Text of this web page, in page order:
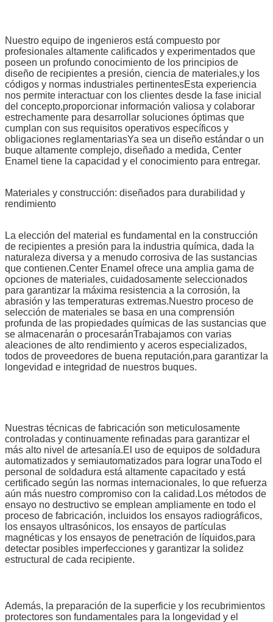
Deja un mensaje
¡Te llamaremos pronto!
Nuestro equipo de ingenieros está compuesto por
profesionales altamente calificados y experimentados que
poseen un profundo conocimiento de los principios de
diseño de recipientes a presión, ciencia de materiales,y los
códigos y normas industriales pertinentesEsta experiencia
nos permite interactuar con los clientes desde la fase inicial
del concepto,proporcionar información valiosa y colaborar
estrechamente para desarrollar soluciones óptimas que
cumplan con sus requisitos operativos específicos y
obligaciones reglamentariasYa sea un diseño estándar o un
buque altamente complejo, diseñado a medida, Center
Enamel tiene la capacidad y el conocimiento para entregar.
Materiales y construcción: diseñados para durabilidad y
rendimiento
La elección del material es fundamental en la construcción
de recipientes a presión para la industria química, dada la
naturaleza diversa y a menudo corrosiva de las sustancias
que contienen.Center Enamel ofrece una amplia gama de
opciones de materiales, cuidadosamente seleccionados
para garantizar la máxima resistencia a la corrosión, la
abrasión y las temperaturas extremas.Nuestro proceso de
selección de materiales se basa en una comprensión
profunda de las propiedades químicas de las sustancias que
se almacenarán o procesaránTrabajamos con varias
aleaciones de alto rendimiento y aceros especializados,
todos de proveedores de buena reputación,para garantizar la
longevidad e integridad de nuestros buques.
Nuestras técnicas de fabricación son meticulosamente
controladas y continuamente refinadas para garantizar el
más alto nivel de artesanía.El uso de equipos de soldadura
automatizados y semiautomatizados para lograr unaTodo el
personal de soldadura está altamente capacitado y está
certificado según las normas internacionales, lo que refuerza
aún más nuestro compromiso con la calidad.Los métodos de
ensayo no destructivo se emplean ampliamente en todo el
proceso de fabricación, incluidos los ensayos radiográficos,
los ensayos ultrasónicos, los ensayos de partículas
magnéticas y los ensayos de penetración de líquidos,para
detectar posibles imperfecciones y garantizar la solidez
estructural de cada recipiente.
Además, la preparación de la superficie y los recubrimientos
protectores son fundamentales para la longevidad y el